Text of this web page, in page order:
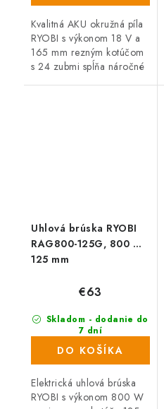
Kvalitná AKU okružná píla
RYOBI s výkonom 18 V a
165 mm rezným kotúčom
s 24 zubmi spĺňa náročné
Uhlová brúska RYOBI
RAG800-125G, 800 W,
125 mm
Skladom - dodanie do
7 dní
(>1000 ks)
€63
DO KOŠÍKA
Elektrická uhlová brúska
RYOBI s výkonom 800 W